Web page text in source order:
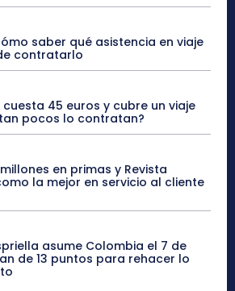
saber qué asistencia en viaje
contratarlo
cuesta 45 euros y cubre un viaje
pocos lo contratan?
en primas y Revista
la mejor en servicio al cliente
asume Colombia el 7 de
de 13 puntos para rehacer lo